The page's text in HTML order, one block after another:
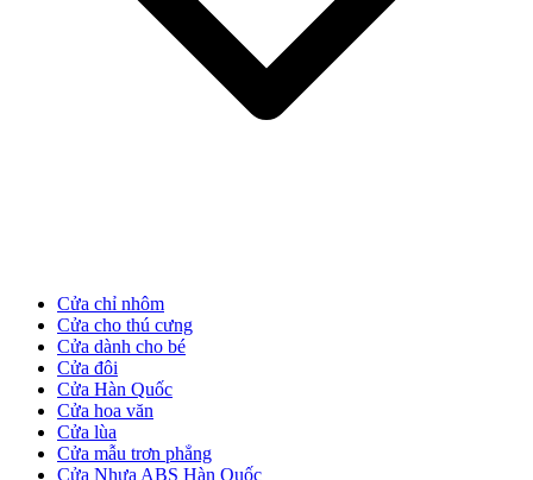
Cửa Gỗ Tự Nhiên
Cửa gỗ An Cường
Cửa chỉ nhôm
Cửa cho thú cưng
Cửa dành cho bé
Cửa đôi
Cửa Hàn Quốc
Cửa hoa văn
Cửa lùa
Cửa mẫu trơn phẳng
Cửa Nhựa ABS Hàn Quốc